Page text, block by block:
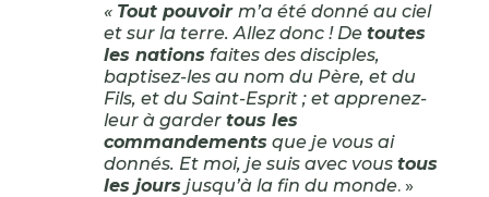
« Tout pouvoir m’a été donné au ciel
et sur la terre. Allez donc ! De toutes
les nations faites des disciples,
baptisez-les au nom du Père, et du
Fils, et du Saint-Esprit ; et apprenez-
leur à garder tous les
commandements que je vous ai
donnés. Et moi, je suis avec vous tous
les jours jusqu’à la fin du monde. »